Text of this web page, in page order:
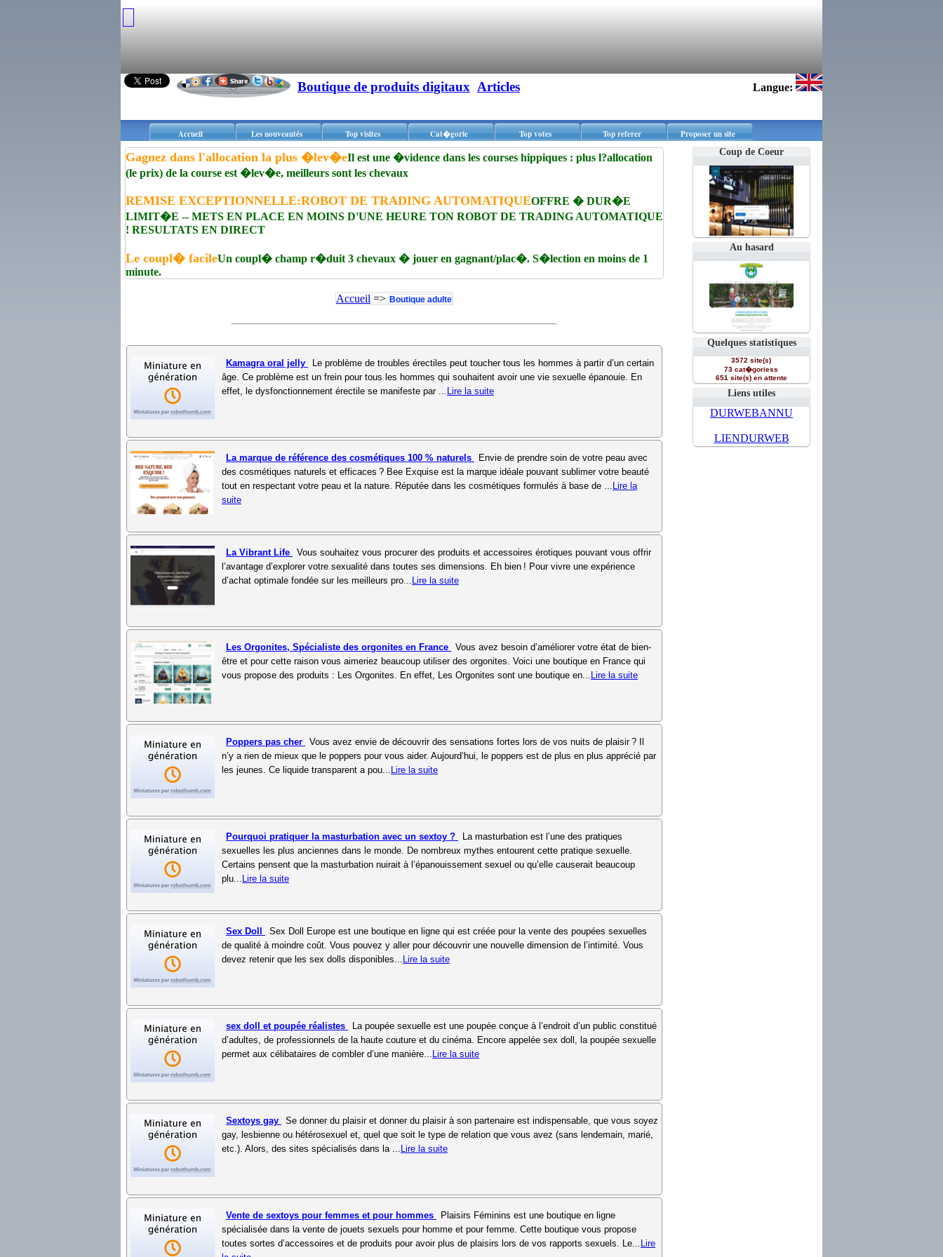
Boutique de produits digitaux Articles Langue:
Accueil Les nouveautés Top visites Cat�gorie Top votes Top referer Proposer un site
Coup de Coeur
Au hasard
Quelques statistiques
3572 site(s)
73 cat�goriess
651 site(s) en attente
Liens utiles
DURWEBANNU
LIENDURWEB
Gagnez dans l'allocation la plus �lev�eIl est une �vidence dans les courses hippiques : plus l?allocation
(le prix) de la course est �lev�e, meilleurs sont les chevaux
REMISE EXCEPTIONNELLE:ROBOT DE TRADING AUTOMATIQUEOFFRE � DUR�E
LIMIT�E -- METS EN PLACE EN MOINS D'UNE HEURE TON ROBOT DE TRADING AUTOMATIQUE
! RESULTATS EN DIRECT
Le coupl� facileUn coupl� champ r�duit 3 chevaux � jouer en gagnant/plac�. S�lection en moins de 1
minute.
Accueil => Boutique adulte
Kamagra oral jelly
Le problème de troubles érectiles peut toucher tous les hommes à partir d’un certain
âge. Ce problème est un frein pour tous les hommes qui souhaitent avoir une vie sexuelle épanouie. En
effet, le dysfonctionnement érectile se manifeste par ... Lire la suite
La marque de référence des cosmétiques 100 % naturels
Envie de prendre soin de votre peau avec
des cosmétiques naturels et efficaces ? Bee Exquise est la marque idéale pouvant sublimer votre beauté
tout en respectant votre peau et la nature. Réputée dans les cosmétiques formulés à base de ... Lire la
suite
La Vibrant Life
Vous souhaitez vous procurer des produits et accessoires érotiques pouvant vous offrir
l’avantage d’explorer votre sexualité dans toutes ses dimensions. Eh bien ! Pour vivre une expérience
d’achat optimale fondée sur les meilleurs pro... Lire la suite
Les Orgonites, Spécialiste des orgonites en France
Vous avez besoin d’améliorer votre état de bien-
être et pour cette raison vous aimeriez beaucoup utiliser des orgonites. Voici une boutique en France qui
vous propose des produits : Les Orgonites. En effet, Les Orgonites sont une boutique en... Lire la suite
Poppers pas cher
Vous avez envie de découvrir des sensations fortes lors de vos nuits de plaisir ? Il
n’y a rien de mieux que le poppers pour vous aider. Aujourd’hui, le poppers est de plus en plus apprécié par
les jeunes. Ce liquide transparent a pou... Lire la suite
Pourquoi pratiquer la masturbation avec un sextoy ?
La masturbation est l’une des pratiques
sexuelles les plus anciennes dans le monde. De nombreux mythes entourent cette pratique sexuelle.
Certains pensent que la masturbation nuirait à l’épanouissement sexuel ou qu’elle causerait beaucoup
plu... Lire la suite
Sex Doll
Sex Doll Europe est une boutique en ligne qui est créée pour la vente des poupées sexuelles
de qualité à moindre coût. Vous pouvez y aller pour découvrir une nouvelle dimension de l’intimité. Vous
devez retenir que les sex dolls disponibles... Lire la suite
sex doll et poupée réalistes
La poupée sexuelle est une poupée conçue à l’endroit d’un public constitué
d’adultes, de professionnels de la haute couture et du cinéma. Encore appelée sex doll, la poupée sexuelle
permet aux célibataires de combler d’une manière... Lire la suite
Sextoys gay
Se donner du plaisir et donner du plaisir à son partenaire est indispensable, que vous soyez
gay, lesbienne ou hétérosexuel et, quel que soit le type de relation que vous avez (sans lendemain, marié,
etc.). Alors, des sites spécialisés dans la ... Lire la suite
Vente de sextoys pour femmes et pour hommes
Plaisirs Féminins est une boutique en ligne
spécialisée dans la vente de jouets sexuels pour homme et pour femme. Cette boutique vous propose
toutes sortes d’accessoires et de produits pour avoir plus de plaisirs lors de vos rapports sexuels. Le... Lire